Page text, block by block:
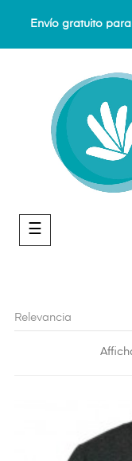
Envío gratuito
Navegación
de
☰
Relevancia